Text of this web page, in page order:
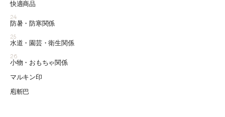
快適商品
24
防暑・防寒関係
25
水道・園芸・衛生関係
26
小物・おもちゃ関係
マルキン印
庖斬巴